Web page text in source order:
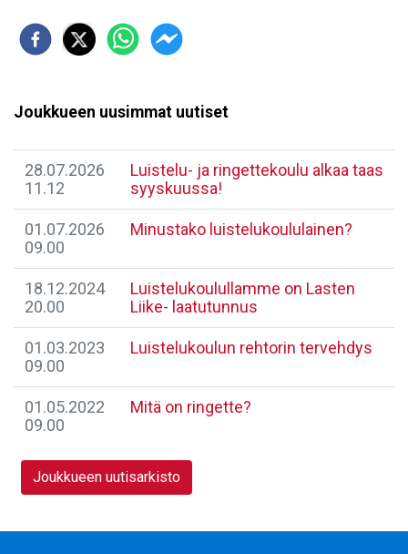
Joukkueen uusimmat uutiset
28.07.2026
11.12
Luistelu- ja ringettekoulu alkaa taas
syyskuussa!
01.07.2026
09.00
Minustako luistelukoululainen?
18.12.2024
20.00
Luistelukoulullamme on Lasten
Liike- laatutunnus
01.03.2023
09.00
Luistelukoulun rehtorin tervehdys
01.05.2022
09.00
Mitä on ringette?
Joukkueen uutisarkisto